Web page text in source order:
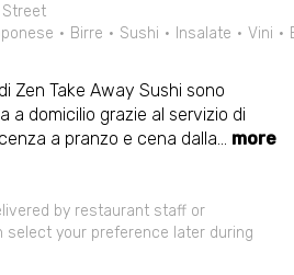
Street
Birre Sushi Insalate Vini
Zen Take Away Sushi sono
a domicilio grazie al servizio di
a pranzo e cena dalla... more
by restaurant staff or
select your preference later during